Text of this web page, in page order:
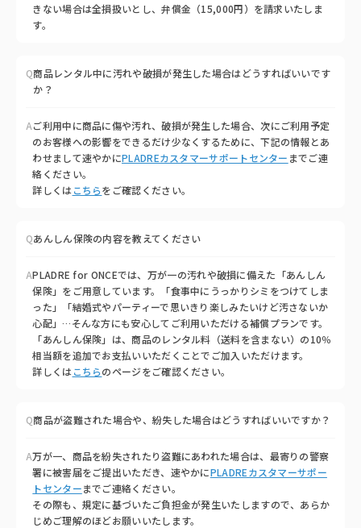
きない場合は全損扱いとし、弁償金（15,000円）を請求いたしま
す。
Q商品レンタル中に汚れや破損が発生した場合はどうすればいいです
か？
Aご利用中に商品に傷や汚れ、破損が発生した場合、次にご利用予定
のお客様への影響をできるだけ少なくするために、下記の情報とあ
わせまして速やかにPLADREカスタマーサポートセンター までご連
絡ください。
詳しくはこちらをご確認ください。
Qあんしん保険の内容を教えてください
APLADRE for ONCEでは、万が一の汚れや破損に備えた「あんしん
保険」をご用意しています。「食事中にうっかりシミをつけてしま
った」「結婚式やパーティーで思いきり楽しみたいけど汚さないか
心配」…そんな方にも安心してご利用いただける補償プランです。
「あんしん保険」は、商品のレンタル料（送料を含まない）の10％
相当額を追加でお支払いいただくことでご加入いただけます。
詳しくはこちらのページをご確認ください。
Q商品が盗難された場合や、紛失した場合はどうすればいいですか？
A万が一、商品を紛失されたり盗難にあわれた場合は、最寄りの警察
署に被害届をご提出いただき、速やかにPLADREカスタマーサポー
トセンターまでご連絡ください。
その際も、規定に基づいたご負担金が発生いたしますので、あらか
じめご理解のほどお願いいたします。